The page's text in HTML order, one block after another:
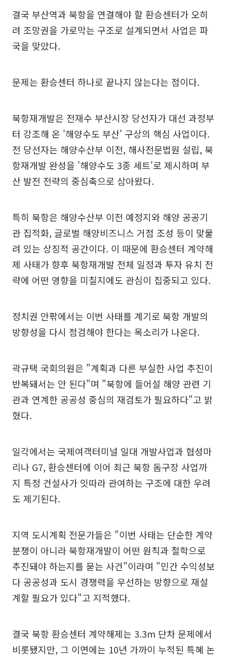
결국 부산역과 북항을 연결해야 할 환승센터가 오히
려 조망권을 가로막는 구조로 설계되면서 사업은 파
국을 맞았다.
문제는 환승센터 하나로 끝나지 않는다는 점이다.
북항재개발은 전재수 부산시장 당선자가 대선 과정부
터 강조해 온 '해양수도 부산' 구상의 핵심 사업이다.
전 당선자는 해양수산부 이전, 해사전문법원 설립, 북
항재개발 완성을 '해양수도 3종 세트'로 제시하며 부
산 발전 전략의 중심축으로 삼아왔다.
특히 북항은 해양수산부 이전 예정지와 해양 공공기
관 집적화, 글로벌 해양비즈니스 거점 조성 등이 맞물
려 있는 상징적 공간이다. 이 때문에 환승센터 계약해
제 사태가 향후 북항재개발 전체 일정과 투자 유치 전
략에 어떤 영향을 미칠지에도 관심이 집중되고 있다.
정치권 안팎에서는 이번 사태를 계기로 북항 개발의
방향성을 다시 점검해야 한다는 목소리가 나온다.
곽규택 국회의원은 "계획과 다른 부실한 사업 추진이
반복돼서는 안 된다"며 "북항에 들어설 해양 관련 기
관과 연계한 공공성 중심의 재검토가 필요하다"고 밝
혔다.
일각에서는 국제여객터미널 일대 개발사업과 협성마
리나 G7, 환승센터에 이어 최근 북항 돔구장 사업까
지 특정 건설사가 잇따라 관여하는 구조에 대한 우려
도 제기된다.
지역 도시계획 전문가들은 "이번 사태는 단순한 계약
분쟁이 아니라 북항재개발이 어떤 원칙과 철학으로
추진돼야 하는지를 묻는 사건"이라며 "민간 수익성보
다 공공성과 도시 경쟁력을 우선하는 방향으로 재설
계할 필요가 있다"고 지적했다.
결국 북항 환승센터 계약해제는 3.3m 단차 문제에서
비롯됐지만, 그 이면에는 10년 가까이 누적된 특혜 논